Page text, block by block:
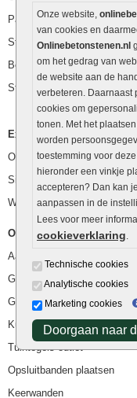
Onze website,
van cookies en
Onlinebetonstenen.nl
om het gedrag van
de website aan de
verbeteren. Daarnaast
cookies om
tonen. Met het
worden
toestemming voor
hieronder een vinkje
accepteren? Dan kan
aanpassen in de
Lees voor meer
cookieverklaring.
Technische cookies
Analytische cookies
Marketing cookies
Doorgaan naar
Palissaden
Stapelblokken
Betonblokken
Stapelstenen
Extra benodigdheden
Ophoogzand
Siergrind en siersplit
Waterafvoer
Overig
Aanbiedingen
Goedkope bestrating
Goedkope tuintegels
Kunstgras
Tuintegels outlet
Opsluitbanden plaatsen
Keerwanden